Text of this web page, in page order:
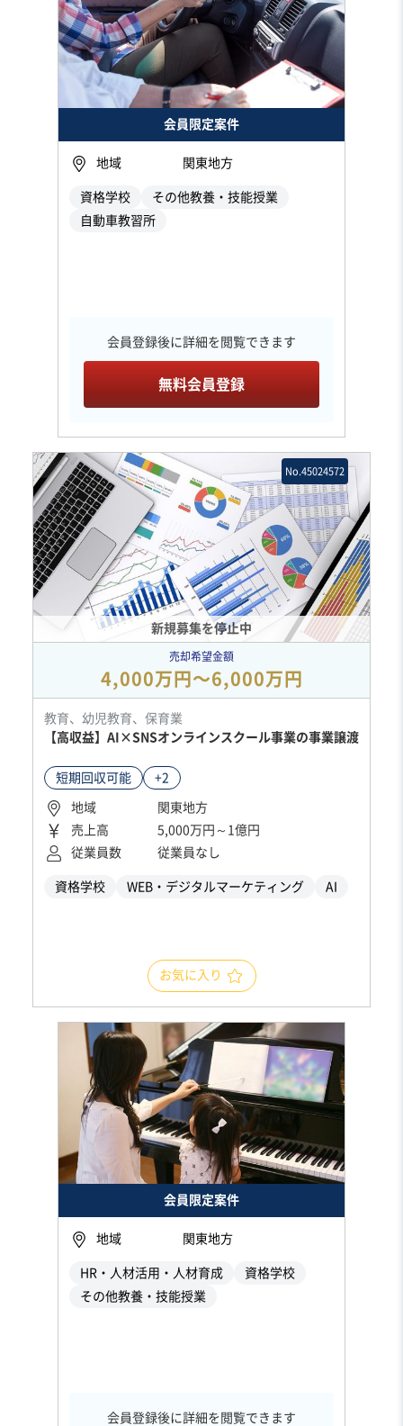
会員限定案件
地域 関東地方
資格学校
その他教養・技能授業
自動車教習所
会員登録後に詳細を閲覧できます
無料会員登録
新規募集を停止中
No.45024572
売却希望金額
4,000万円〜6,000万円
教育、幼児教育、保育業
【高収益】AI×SNSオンラインスクール事業の事業譲渡
短期回収可能 +2
地域
関東地方
売上高
5,000万円～1億円
従業員数
従業員なし
資格学校 WEB・デジタルマーケティング AI
お気に入り
会員限定案件
地域 関東地方
HR・人材活用・人材育成
資格学校
その他教養・技能授業
会員登録後に詳細を閲覧できます